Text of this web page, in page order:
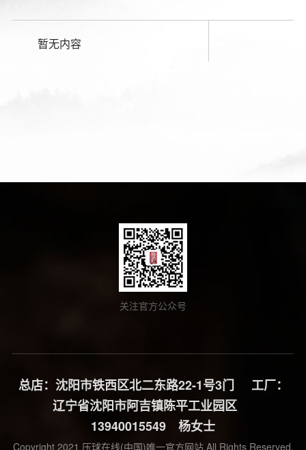
暂无内容
关注官方公众号
总店：沈阳市铁西区北二东路22-1号3门 工厂：
辽宁省沈阳市阿吉镇陈平工业园区
13940015549 杨女士
Copyright 2021 压球在线(中国)唯一官方网站 All Rights Reserved.